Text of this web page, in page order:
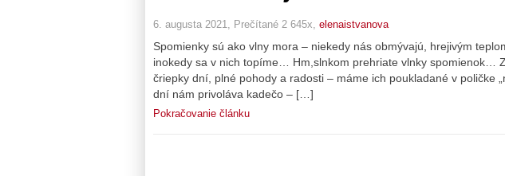
6. augusta 2021, Prečítané 2 645x, elenaistvanova
Spomienky sú ako vlny mora – niekedy nás obmývajú, hrejivým
inokedy sa v nich topíme… Hm,slnkom prehriate vlnky spomienok…
čriepky dní, plné pohody a radosti – máme ich poukladané v poličke
dní nám privoláva kadečo – […]
Pokračovanie článku